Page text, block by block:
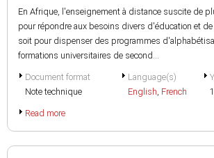
En Afrique, l'enseignement à distance suscite de
pour répondre aux besoins divers d'éducation et
soit pour dispenser des programmes
formations universitaires de second...
Document format
Note technique
Language(s)
English, French
Read more